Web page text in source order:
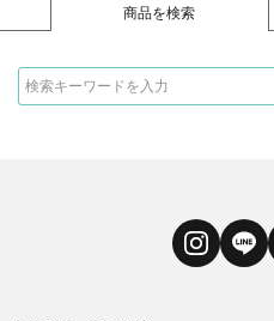
商品を検索
InstagramLINE